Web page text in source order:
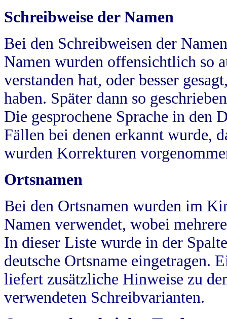
Schreibweise der Namen
Bei den Schreibweisen der
Namen wurden offensichtlich so
verstanden hat, oder besser
haben. Später dann so
Die gesprochene Sprache in
Fällen bei denen erkannt wurde,
wurden Korrekturen
Ortsnamen
Bei den Ortsnamen wurden im
Namen verwendet, wobei
In dieser Liste wurde in der
deutsche Ortsname eingetragen.
liefert zusätzliche Hinweise zu
verwendeten Schreibvarianten.